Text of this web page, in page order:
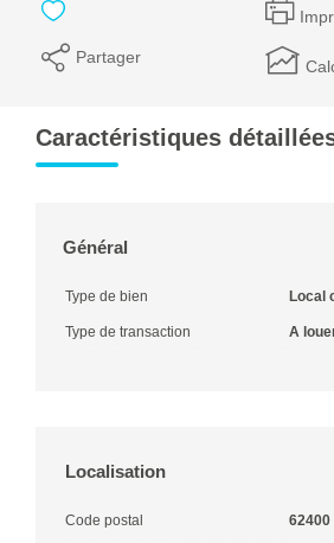
Partager
Caractéristiques
Général
Type de bien Local
Type de transaction A
Localisation
Code postal 62400